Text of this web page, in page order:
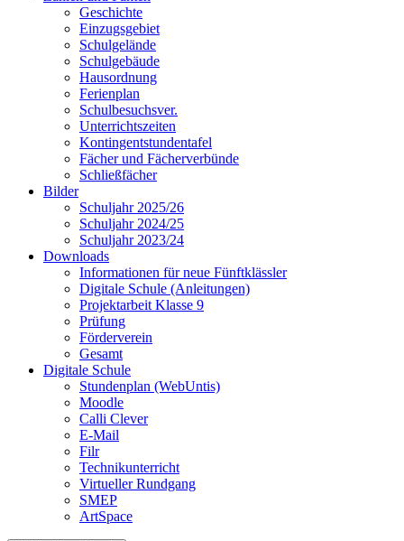
Geschichte
Einzugsgebiet
Schulgelände
Schulgebäude
Hausordnung
Ferienplan
Schulbesuchsver.
Unterrichtszeiten
Kontingentstundentafel
Fächer und Fächerverbünde
Schließfächer
Bilder
Schuljahr 2025/26
Schuljahr 2024/25
Schuljahr 2023/24
Downloads
Informationen für neue Fünftklässler
Digitale Schule (Anleitungen)
Projektarbeit Klasse 9
Prüfung
Förderverein
Gesamt
Digitale Schule
Stundenplan (WebUntis)
Moodle
Calli Clever
E-Mail
Filr
Technikunterricht
Virtueller Rundgang
SMEP
ArtSpace